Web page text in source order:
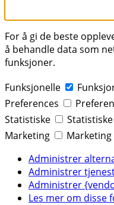
For å gi de beste
å behandle data som
funksjoner.
Funksjonelle
Preferences
Statistiske
Statistiske
Marketing
Marketing
Administrer
Administrer
Administrer
Les mer om disse